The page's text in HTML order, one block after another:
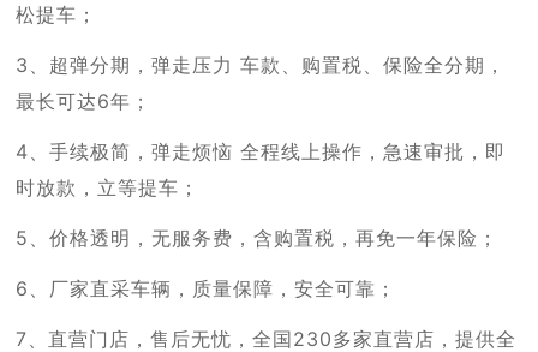
松提车；
3、超弹分期，弹走压力 车款、购置税、保险全分期，
最长可达6年；
4、手续极简，弹走烦恼 全程线上操作，急速审批，即
时放款，立等提车；
5、价格透明，无服务费，含购置税，再免一年保险；
6、厂家直采车辆，质量保障，安全可靠；
7、直营门店，售后无忧，全国230多家直营店，提供全